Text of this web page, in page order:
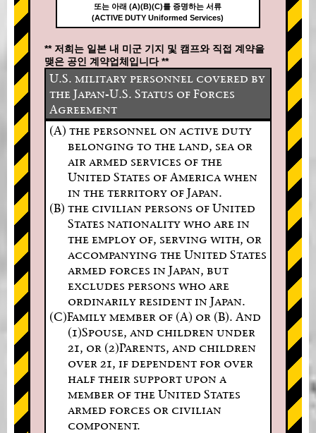
또는 아래 (A)(B)(C)를 증명하는 서류
(ACTIVE DUTY Uniformed Services)
** 저희는 일본 내 미군 기지 및 캠프와 직접 계약을
맺은 공인 계약업체입니다 **
U.S. military personnel covered by
the Japan-U.S. Status of Forces
Agreement
(A) the personnel on active duty
belonging to the land, sea or
air armed services of the
United States of America when
in the territory of Japan.
(B) the civilian persons of United
States nationality who are in
the employ of, serving with, or
accompanying the United States
armed forces in Japan, but
excludes persons who are
ordinarily resident in Japan.
(C)Family member of (A) or (B). And
(1)Spouse, and children under
21, or (2)Parents, and children
over 21, if dependent for over
half their support upon a
member of the United States
armed forces or civilian
component.